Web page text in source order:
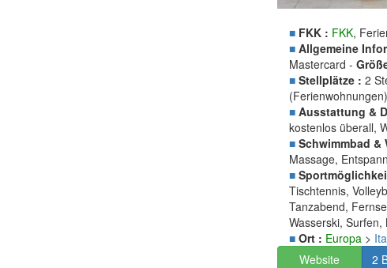
■ FKK : FKK,
■ Allgemeine
Mastercard -
■ Stellplätze : 2
■ Ausstattung &
kostenlos überall,
■ Schwimmbad &
Massage,
■
Tischtennis,
Tanzabend,
Wasserski,
■ Ort : Europa >
Website
2